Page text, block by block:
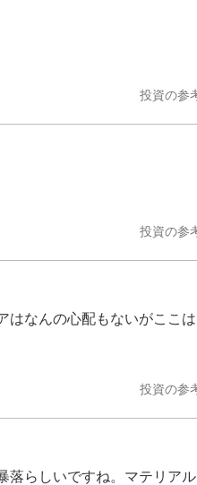
投資の参
投資の参
はなんの心配もないがここ
投資の参
落らしいですね。 マテリアル